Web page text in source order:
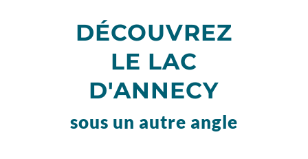
DÉCOUVREZ
LE LAC
D'ANNECY
sous un autre angle